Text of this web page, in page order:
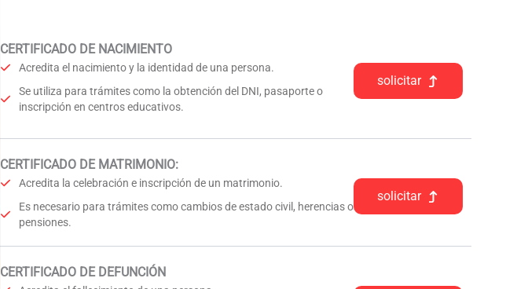
CERTIFICADO DE NACIMIENTO
Acredita el nacimiento y la identidad de una persona.
Se utiliza para trámites como la obtención del DNI, pasaporte o
inscripción en centros educativos.
solicitar
CERTIFICADO DE MATRIMONIO:
Acredita la celebración e inscripción de un matrimonio.
Es necesario para trámites como cambios de estado civil, herencias o
pensiones.
solicitar
CERTIFICADO DE DEFUNCIÓN